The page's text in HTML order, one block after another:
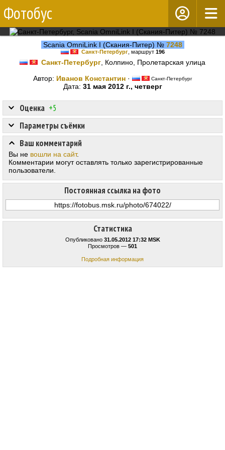
Фотобус
Scania OmniLink I (Скания-Питер) № 7248
Санкт-Петербург, маршрут 196
Санкт-Петербург , Колпино, Пролетарская улица
Автор: Иванов Константин· Санкт-Петербург
Дата: 31 мая 2012 г., четверг
Статистика
Опубликовано 31.05.2012 17:32 MSK
Просмотров — 501
Подробная информация
Оценка +5
Постоянная ссылка на фото
Параметры съёмки
Ваш комментарий
Вы не вошли на сайт.
Комментарии могут оставлять только зарегистрированные
пользователи.